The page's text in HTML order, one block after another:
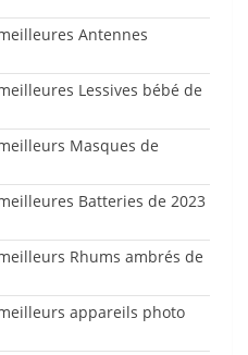
Antennes
Lessives bébé de
Masques de
Batteries de 2023
Rhums ambrés de
appareils photo